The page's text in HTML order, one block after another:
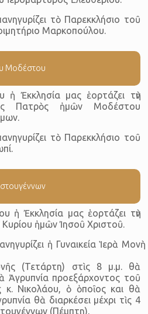
τὸ Παρεκκλήσιο τοῦ
Μαρκοπούλου.
Μοδέστου
ἡ Ἐκκλησία μας ἑορτάζει τὴν
Πατρὸς ἡμῶν Μοδέστου
τὸ Παρεκκλήσιο τοῦ
ἡ Ἐκκλησία μας ἑορτάζει τὴν
ἡμῶν Ἰησοῦ Χριστοῦ.
ἡ Γυναικεία Ἱερὰ Μονὴ
(Τετάρτη) στὶς 8 μ.μ. θὰ
Ἀγρυπνία προεξάρχοντος τοῦ
κ. Νικολάου, ὁ ὁποῖος και θὰ
θὰ διαρκέσει μέχρι τὶς 4
(Πέμπτη).